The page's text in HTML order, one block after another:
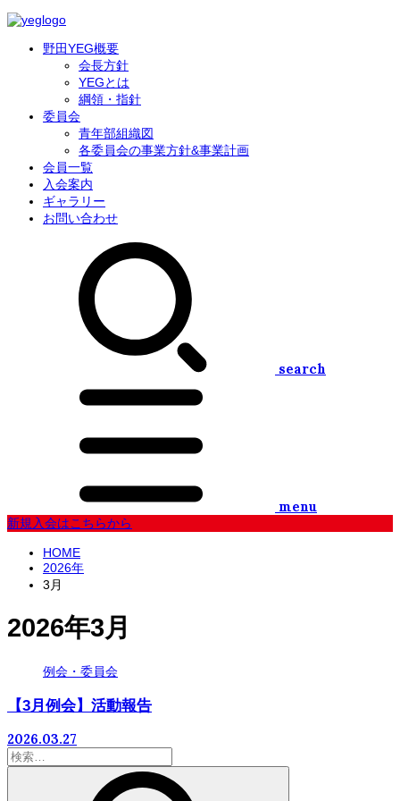
野田YEG概要
会長方針
YEGとは
綱領・指針
委員会
青年部組織図
各委員会の事業方針&事業計画
会員一覧
入会案内
ギャラリー
お問い合わせ
search
menu
新規入会はこちらから
HOME
2026年
3月
2026年3月
例会・委員会
【3月例会】活動報告
2026.03.27
検
索: